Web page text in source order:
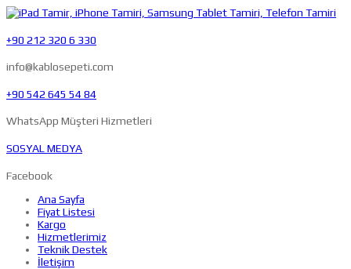
+90 212 320 6 330
info@kablosepeti.com
+90 542 645 54 84
WhatsApp Müşteri Hizmetleri
SOSYAL MEDYA
Facebook
Ana Sayfa
Fiyat Listesi
Kargo
Hizmetlerimiz
Teknik Destek
İletişim